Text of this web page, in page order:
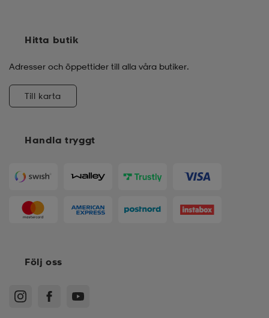
Handla tryggt
Hitta butik
Adresser och öppettider till alla våra butiker.
Till karta
Följ oss